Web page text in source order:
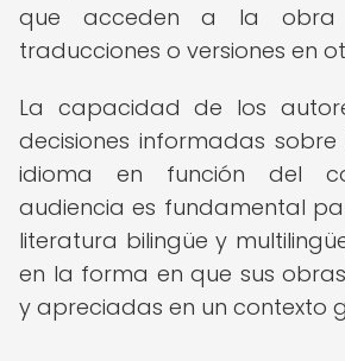
que acceden a la
traducciones o versiones en
La capacidad de los
decisiones informadas
idioma en función del
audiencia es fundamental
literatura bilingüe y
en la forma en que sus
y apreciadas en un contexto